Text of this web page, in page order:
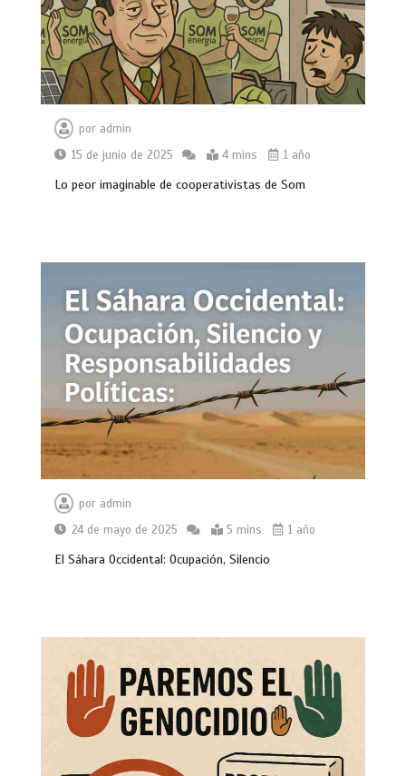
por admin
15 de junio de 2025
4 mins 1 año
Lo peor imaginable de cooperativistas de Som
por admin
24 de mayo de 2025
5 mins 1 año
El Sáhara Occidental: Ocupación, Silencio